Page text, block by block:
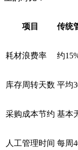
项目 传统
耗材浪费率 约
库存周转天数 平均
采购成本节约 基本
人工管理时间 每周